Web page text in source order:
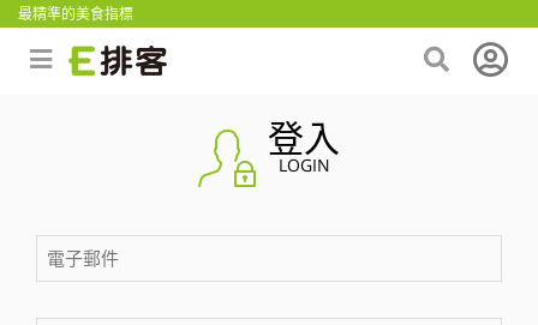
最精準的美食指標
登入
LOGIN